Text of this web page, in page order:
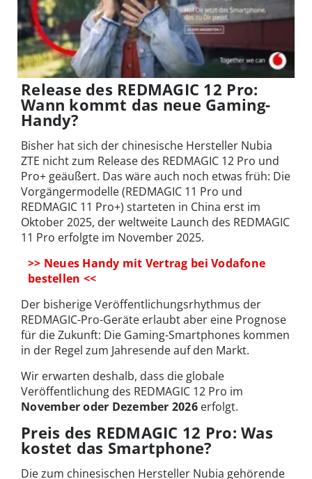
Release des REDMAGIC 12 Pro:
Wann kommt das neue Gaming-
Handy?
Bisher hat sich der chinesische Hersteller Nubia
ZTE nicht zum Release des REDMAGIC 12 Pro und
Pro+ geäußert. Das wäre auch noch etwas früh: Die
Vorgängermodelle (REDMAGIC 11 Pro und
REDMAGIC 11 Pro+) starteten in China erst im
Oktober 2025, der weltweite Launch des REDMAGIC
11 Pro erfolgte im November 2025.
>> Neues Handy mit Vertrag bei Vodafone
bestellen <<
Der bisherige Veröffentlichungsrhythmus der
REDMAGIC-Pro-Geräte erlaubt aber eine Prognose
für die Zukunft: Die Gaming-Smartphones kommen
in der Regel zum Jahresende auf den Markt.
Wir erwarten deshalb, dass die globale
Veröffentlichung des REDMAGIC 12 Pro im
November oder Dezember 2026 erfolgt.
Preis des REDMAGIC 12 Pro: Was
kostet das Smartphone?
Die zum chinesischen Hersteller Nubia gehörende